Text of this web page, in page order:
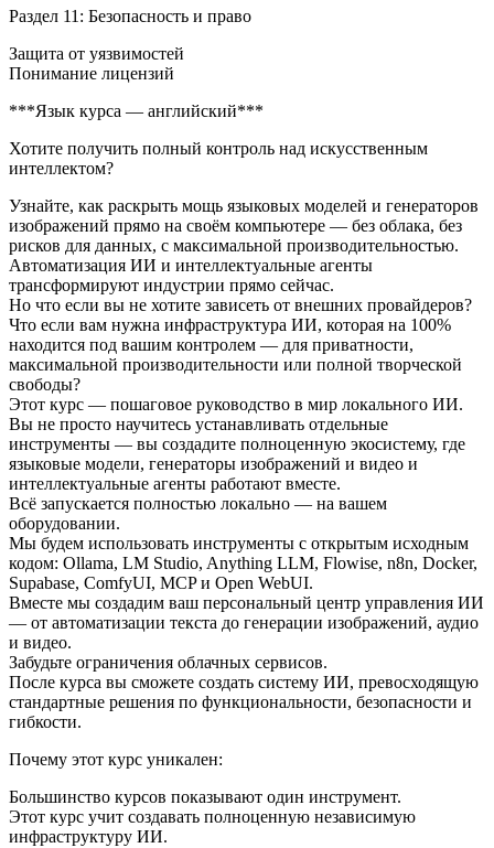
Раздел 11: Безопасность и право
Защита от уязвимостей
Понимание лицензий
***Язык курса — английский***
Хотите получить полный контроль над искусственным
интеллектом?
Узнайте, как раскрыть мощь языковых моделей и генераторов
изображений прямо на своём компьютере — без облака, без
рисков для данных, с максимальной производительностью.
Автоматизация ИИ и интеллектуальные агенты
трансформируют индустрии прямо сейчас.
Но что если вы не хотите зависеть от внешних провайдеров?
Что если вам нужна инфраструктура ИИ, которая на 100%
находится под вашим контролем — для приватности,
максимальной производительности или полной творческой
свободы?
Этот курс — пошаговое руководство в мир локального ИИ.
Вы не просто научитесь устанавливать отдельные
инструменты — вы создадите полноценную экосистему, где
языковые модели, генераторы изображений и видео и
интеллектуальные агенты работают вместе.
Всё запускается полностью локально — на вашем
оборудовании.
Мы будем использовать инструменты с открытым исходным
кодом: Ollama, LM Studio, Anything LLM, Flowise, n8n, Docker,
Supabase, ComfyUI, MCP и Open WebUI.
Вместе мы создадим ваш персональный центр управления ИИ
— от автоматизации текста до генерации изображений, аудио
и видео.
Забудьте ограничения облачных сервисов.
После курса вы сможете создать систему ИИ, превосходящую
стандартные решения по функциональности, безопасности и
гибкости.
Почему этот курс уникален:
Большинство курсов показывают один инструмент.
Этот курс учит создавать полноценную независимую
инфраструктуру ИИ.